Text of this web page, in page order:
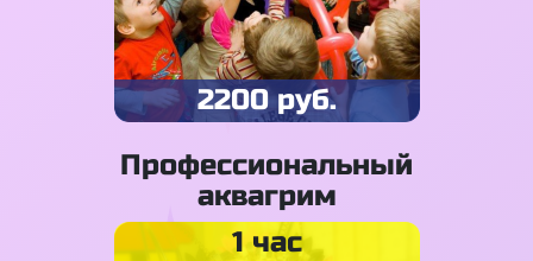
2200 руб.
Профессиональный
аквагрим
1 час